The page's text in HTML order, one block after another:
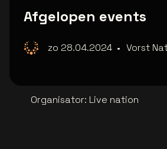
Afgelopen events
zo 28.04.2024 • Vorst
Organisator: Live nation